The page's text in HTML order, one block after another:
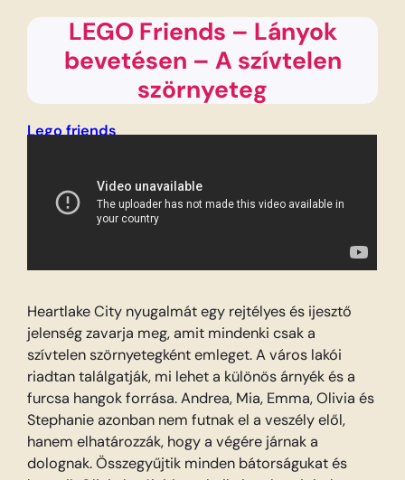
LEGO Friends – Lányok
bevetésen – A szívtelen
szörnyeteg
Lego friends
Heartlake City nyugalmát egy rejtélyes és ijesztő
jelenség zavarja meg, amit mindenki csak a
szívtelen szörnyetegként emleget. A város lakói
riadtan találgatják, mi lehet a különös árnyék és a
furcsa hangok forrása. Andrea, Mia, Emma, Olivia és
Stephanie azonban nem futnak el a veszély elől,
hanem elhatározzák, hogy a végére járnak a
dolognak. Összegyűjtik minden bátorságukat és